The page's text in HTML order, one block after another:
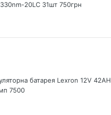
20LC 31шт 750грн
батарея Lexron 12V
7500